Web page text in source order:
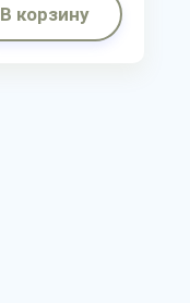
В корзину